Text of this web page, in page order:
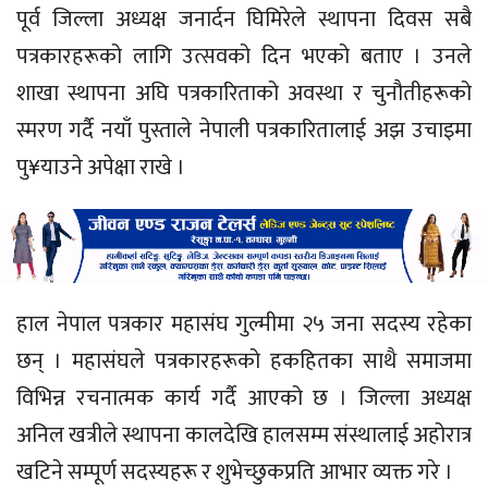
पूर्व जिल्ला अध्यक्ष जनार्दन घिमिरेले स्थापना दिवस सबै
पत्रकारहरूको लागि उत्सवको दिन भएको बताए । उनले
शाखा स्थापना अघि पत्रकारिताको अवस्था र चुनौतीहरूको
स्मरण गर्दै नयाँ पुस्ताले नेपाली पत्रकारितालाई अझ उचाइमा
पु¥याउने अपेक्षा राखे ।
हाल नेपाल पत्रकार महासंघ गुल्मीमा २५ जना सदस्य रहेका
छन् । महासंघले पत्रकारहरूको हकहितका साथै समाजमा
विभिन्न रचनात्मक कार्य गर्दै आएको छ । जिल्ला अध्यक्ष
अनिल खत्रीले स्थापना कालदेखि हालसम्म संस्थालाई अहोरात्र
खटिने सम्पूर्ण सदस्यहरू र शुभेच्छुकप्रति आभार व्यक्त गरे ।